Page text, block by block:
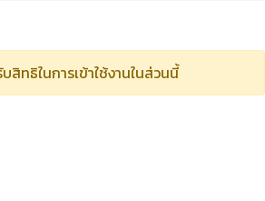
ทธิในการเข้าใช้งานในส่วนนี้